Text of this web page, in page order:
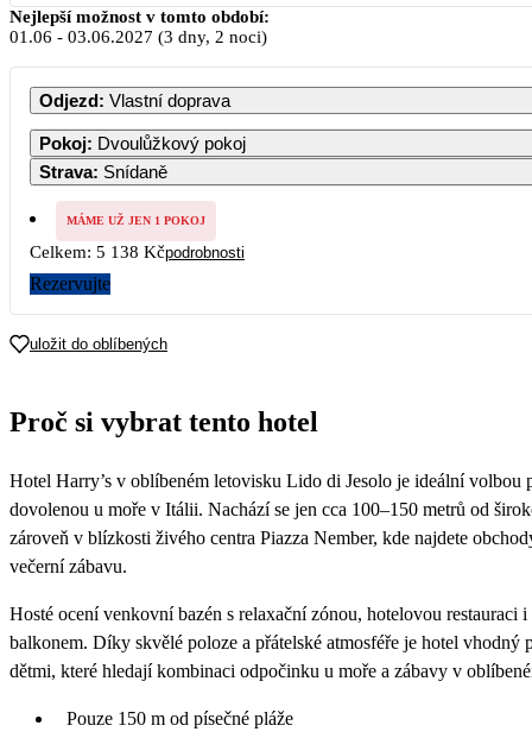
Červen 2027
PO ÚT ST ČT PÁ SO
1
2 569
2 3 4 5
7 8 9 10 11 12
14
21 22 23 24 25 26
Nejlepší možnost v tomto období:
01.06 - 03.06.2027 (3 dny, 2 noci)
Odjezd: Vlastní doprava
Pokoj: Dvoulůžkový pokoj
Strava: Snídaně
MÁME UŽ JEN 1 POKOJ
Celkem: 5 138 Kčpodrobnosti
Rezervujte
uložit do oblíbených
Proč si vybrat tento hotel
Hotel Harry’s v oblíbeném letovisku Lido di Jesolo je ideální volbou
dovolenou u moře v Itálii. Nachází se jen cca 100–150 metrů od
zároveň v blízkosti živého centra Piazza Nember, kde najdete
večerní zábavu.
Hosté ocení venkovní bazén s relaxační zónou, hotelovou restauraci
balkonem. Díky skvělé poloze a přátelské atmosféře je hotel vhodný
dětmi, které hledají kombinaci odpočinku u moře a zábavy v
Pouze 150 m od písečné pláže